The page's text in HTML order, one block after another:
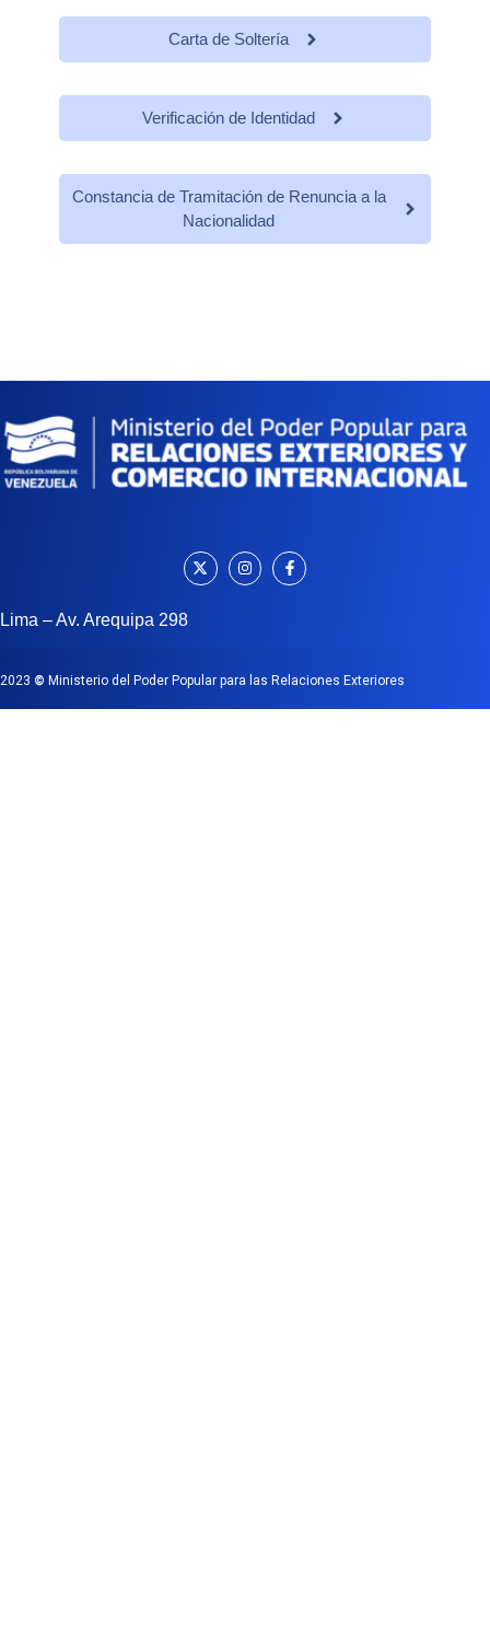
Carta de Soltería
Verificación de Identidad
Constancia de Tramitación de Renuncia a la
Nacionalidad
Lima – Av. Arequipa 298
2023 © Ministerio del Poder Popular para las Relaciones Exteriores